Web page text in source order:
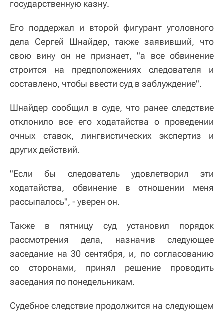
государственную казну.
Его поддержал и второй фигурант уголовного
дела Сергей Шнайдер, также заявивший, что
свою вину он не признает, "а все обвинение
строится на предположениях следователя и
составлено, чтобы ввести суд в заблуждение".
Шнайдер сообщил в суде, что ранее следствие
отклонило все его ходатайства о проведении
очных ставок, лингвистических экспертиз и
других действий.
"Если бы следователь удовлетворил эти
ходатайства, обвинение в отношении меня
рассыпалось", - уверен он.
Также в пятницу суд установил порядок
рассмотрения дела, назначив следующее
заседание на 30 сентября, и, по согласованию
со сторонами, принял решение проводить
заседания по понедельникам.
Судебное следствие продолжится на следующем